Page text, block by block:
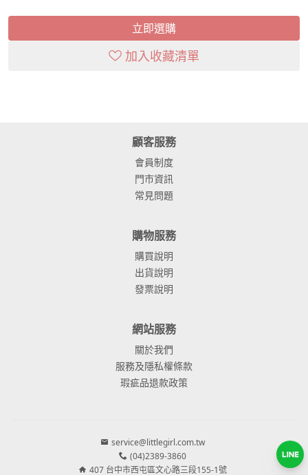
立即選購
加入收藏清單
顧客服務
會員制度
門市資訊
常見問題
購物服務
購買說明
出貨說明
發票說明
網站服務
關於我們
服務及隱私權條款
瑕疵品退款政策
service@littlegirl.com.tw
(04)2389-3860
407 台中市西屯區文心路三段155-1號